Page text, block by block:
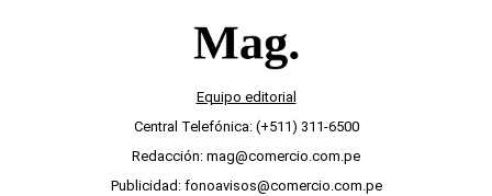
Equipo editorial
Central Telefónica: (+511) 311-6500
Redacción: mag@comercio.com.pe
Publicidad: fonoavisos@comercio.com.pe